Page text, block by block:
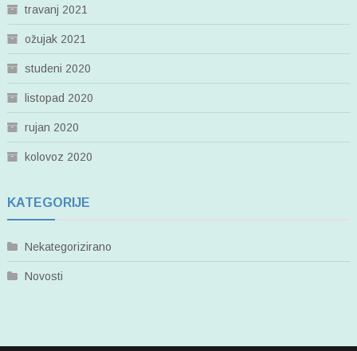
travanj 2021
ožujak 2021
studeni 2020
listopad 2020
rujan 2020
kolovoz 2020
KATEGORIJE
Nekategorizirano
Novosti